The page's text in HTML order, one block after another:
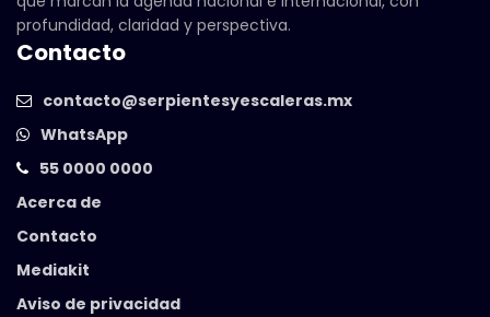
profundidad, claridad y perspectiva.
Contacto
contacto@serpientesyescaleras.mx
WhatsApp
55 0000 0000
Acerca de
Contacto
Mediakit
Aviso de privacidad